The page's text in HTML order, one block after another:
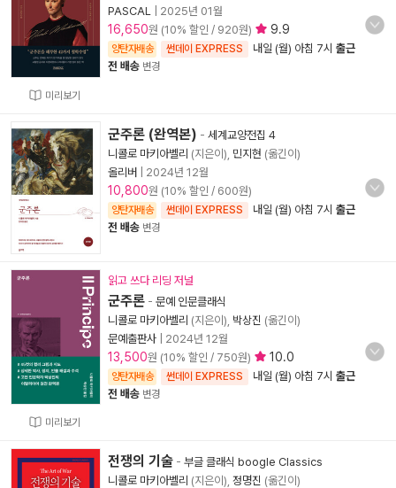
미리보기
PASCAL
2025년 01월
16,650원 (10% 할인 / 920원) 9.9
양탄자배송 썬데이 EXPRESS 내일 (월) 아침 7시 출근
전 배송 변경
군주론 (완역본) - 세계교양전집 4
니콜로 마키아벨리 (지은이), 민지현 (옮긴이)
올리버
2024년 12월
10,800원 (10% 할인 / 600원)
양탄자배송 썬데이 EXPRESS 내일 (월) 아침 7시 출근
전 배송 변경
미리보기
읽고 쓰다 리딩 저널
군주론 - 문예 인문클래식
니콜로 마키아벨리 (지은이), 박상진 (옮긴이)
문예출판사
2024년 12월
13,500원 (10% 할인 / 750원) 10.0
양탄자배송 썬데이 EXPRESS 내일 (월) 아침 7시 출근
전 배송 변경
전쟁의 기술 - 부글 클래식 boogle Classics
니콜로 마키아벨리 (지은이), 정명진 (옮긴이)